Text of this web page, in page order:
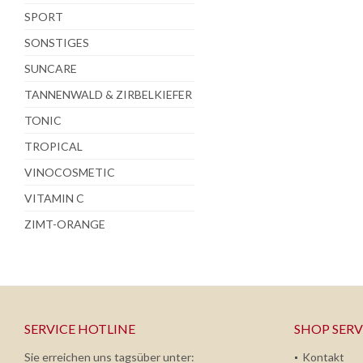
SPORT
SONSTIGES
SUNCARE
TANNENWALD & ZIRBELKIEFER
TONIC
TROPICAL
VINOCOSMETIC
VITAMIN C
ZIMT-ORANGE
SERVICE HOTLINE
Sie erreichen uns tagsüber unter:
SHOP
Kontakt